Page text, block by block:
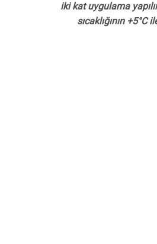
iki kat uygulama
sıcaklığının